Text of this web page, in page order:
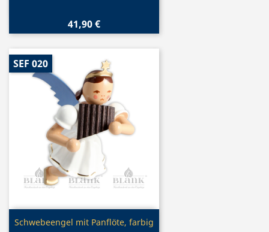
41,90 €
Vorschau
Schwebeengel mit Panflöte, farbig
SEF 020